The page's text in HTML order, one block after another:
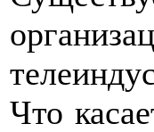
Что